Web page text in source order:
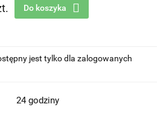
Do koszyka
jest tylko dla zalogowanych
24 godziny